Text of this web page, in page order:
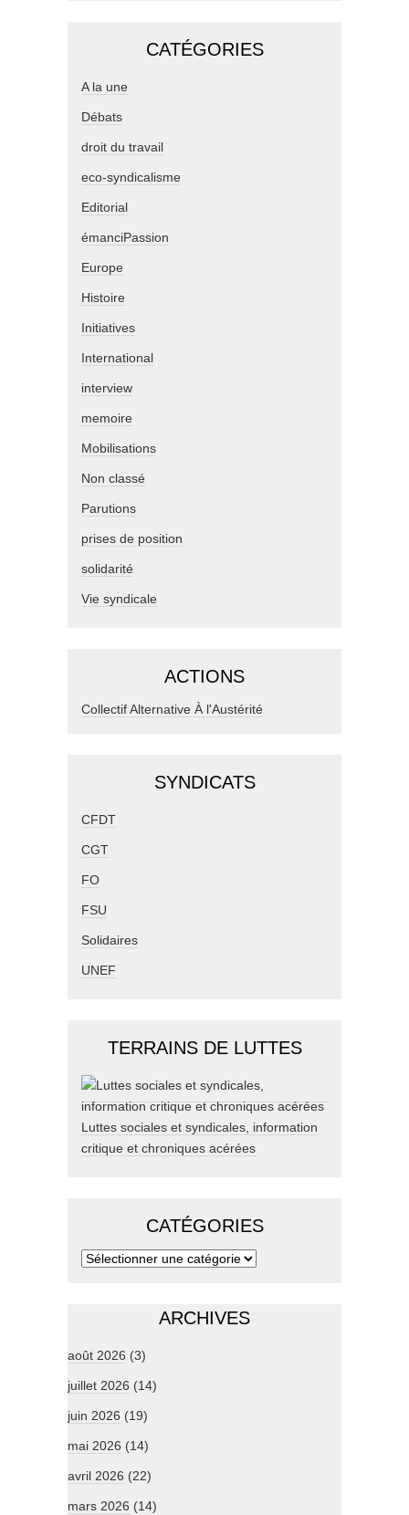
CATÉGORIES
A la une
Débats
droit du travail
eco-syndicalisme
Editorial
émanciPassion
Europe
Histoire
Initiatives
International
interview
memoire
Mobilisations
Non classé
Parutions
prises de position
solidarité
Vie syndicale
ACTIONS
Collectif Alternative À l'Austérité
SYNDICATS
CFDT
CGT
FO
FSU
Solidaires
UNEF
TERRAINS DE LUTTES
Luttes sociales et syndicales, information
critique et chroniques acérées
CATÉGORIES
ARCHIVES
août 2026 (3)
juillet 2026 (14)
juin 2026 (19)
mai 2026 (14)
avril 2026 (22)
mars 2026 (14)